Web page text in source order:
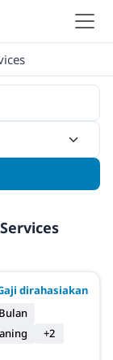
dirahasiakan
+2